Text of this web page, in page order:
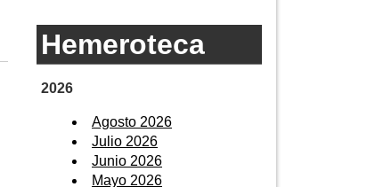
Hemeroteca
2026
Agosto 2026
Julio 2026
Junio 2026
Mayo 2026